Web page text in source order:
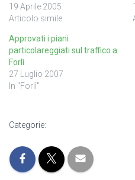
19 Aprile 2005
Articolo simile
Approvati i piani
particolareggiati sul traffico a
Forlì
27 Luglio 2007
In "Forlì"
Categorie: